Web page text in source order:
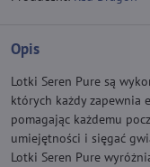
Opis
Lotki Seren Pure są
których każdy zapewnia
pomagając każdemu
umiejętności i sięgać
Lotki Seren Pure